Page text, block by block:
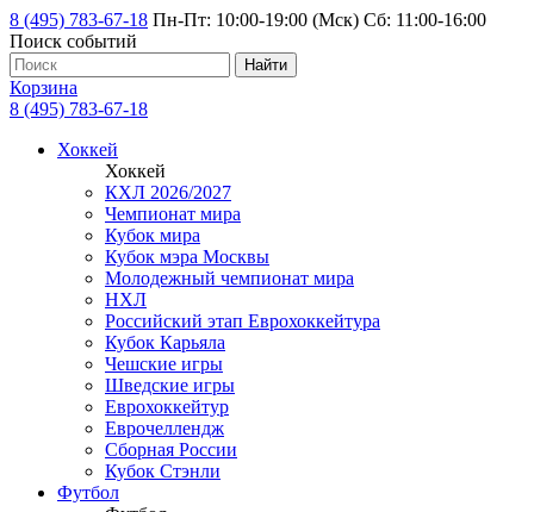
8 (495) 783-67-18 Пн-Пт: 10:00-19:00 (Мск) Сб: 11:00-16:00
Поиск событий
Найти
Корзина
8 (495) 783-67-18
Хоккей
Хоккей
КХЛ 2026/2027
Чемпионат мира
Кубок мира
Кубок мэра Москвы
Молодежный чемпионат мира
НХЛ
Российский этап Еврохоккейтура
Кубок Карьяла
Чешские игры
Шведские игры
Еврохоккейтур
Еврочеллендж
Сборная России
Кубок Стэнли
Футбол